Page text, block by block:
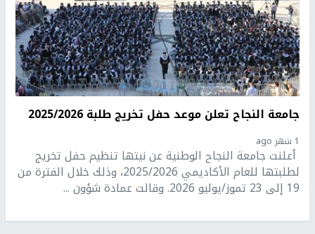
جامعة النجاح تعلن موعد حفل تخريج طلبة 2025/2026
1 شهر ago
أعلنت جامعة النجاح الوطنية عن نيتها تنظيم حفل تخريج
لطلبتها للعام الأكاديمي 2025/2026، وذلك خلال الفترة من
19 إلى 23 تموز/يوليو 2026. وقالت عمادة شؤون ...